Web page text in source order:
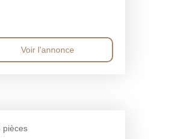
Voir l'annonce
pièces